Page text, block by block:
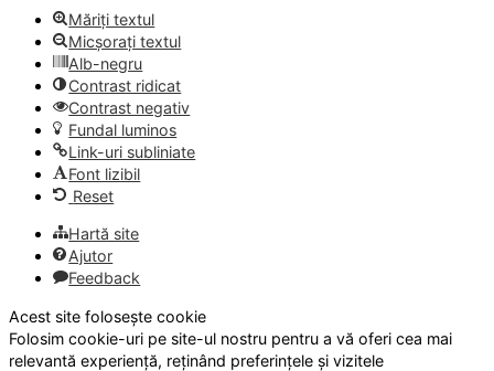
Măriți textul
Micșorați textul
Alb-negru
Contrast ridicat
Contrast negativ
Fundal luminos
Link-uri subliniate
Font lizibil
Reset
Hartă site
Ajutor
Feedback
Acest site folosește cookie
Folosim cookie-uri pe site-ul nostru pentru a vă oferi cea mai
relevantă experiență, reținând preferințele și vizitele